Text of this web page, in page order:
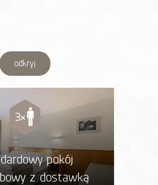
odkryj
pokój
z dostawką